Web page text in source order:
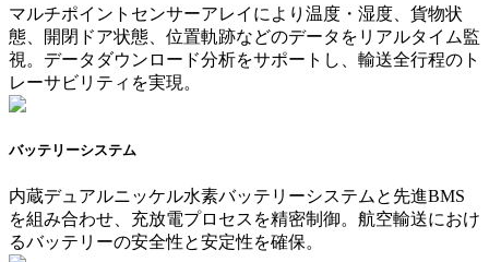
マルチポイントセンサーアレイにより温度・湿度、貨物状
態、開閉ドア状態、位置軌跡などのデータをリアルタイム監
視。データダウンロード分析をサポートし、輸送全行程のト
レーサビリティを実現。
バッテリーシステム
内蔵デュアルニッケル水素バッテリーシステムと先進BMS
を組み合わせ、充放電プロセスを精密制御。航空輸送におけ
るバッテリーの安全性と安定性を確保。